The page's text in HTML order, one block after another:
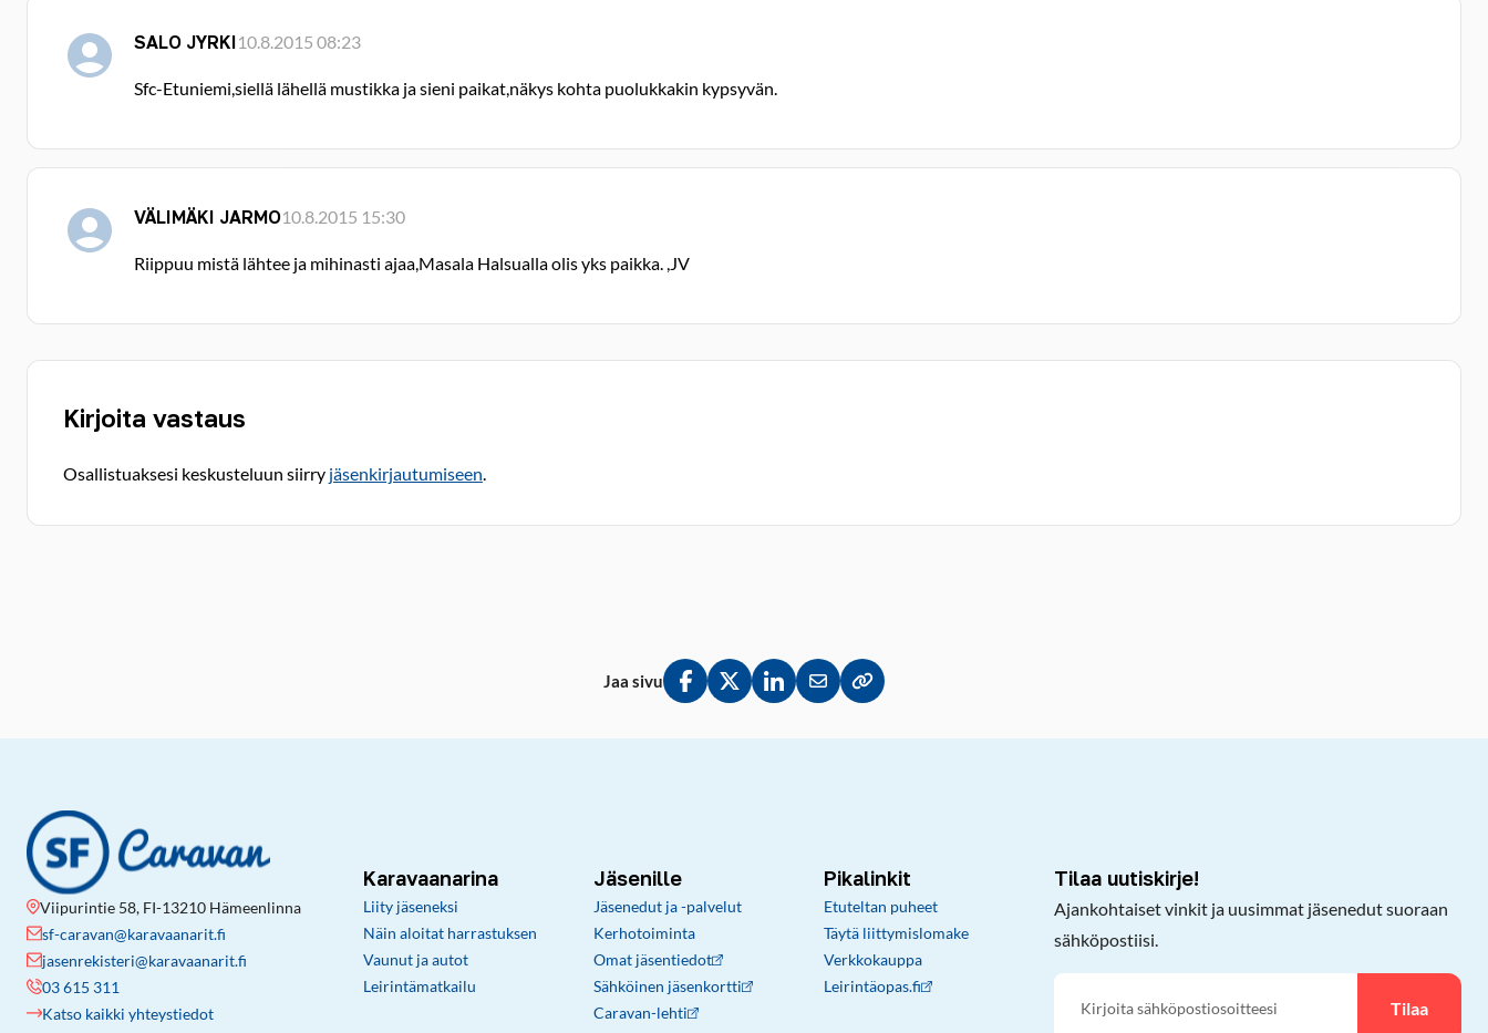
SALO JYRKI10.8.2015 08:23
Sfc-Etuniemi,siellä lähellä mustikka ja sieni paikat,näkys kohta puolukkakin kypsyvän.
VÄLIMÄKI JARMO10.8.2015 15:30
Riippuu mistä lähtee ja mihinasti ajaa,Masala Halsualla olis yks paikka. ,JV
Kirjoita vastaus
Osallistuaksesi keskusteluun siirry jäsenkirjautumiseen.
Jaa sivu
Jaa Facebookissa
Jaa Twitterissä
Jaa LinkedInissä
Jaa sähköpostitse
Kopioi linkki leikepöydälle
Viipurintie 58, FI-13210 Hämeenlinna
sf-caravan@karavaanarit.fi
jasenrekisteri@karavaanarit.fi
03 615 311
Katso kaikki yhteystiedot
Karavaanarina
Liity jäseneksi
Näin aloitat harrastuksen
Vaunut ja autot
Leirintämatkailu
Jäsenille
Jäsenedut ja -palvelut
Kerhotoiminta
Omat jäsentiedot
Sähköinen jäsenkortti
Caravan-lehti
Pikalinkit
Etuteltan puheet
Täytä liittymislomake
Verkkokauppa
Leirintäopas.fi
Tilaa uutiskirje!
Ajankohtaiset vinkit ja uusimmat jäsenedut suoraan
sähköpostiisi.
Tilaa